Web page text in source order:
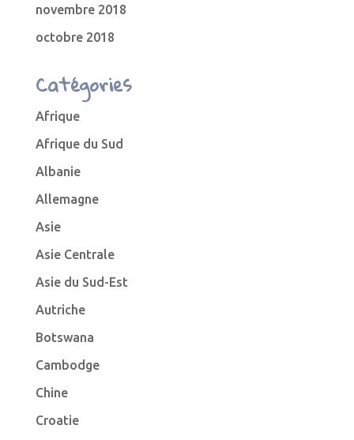
novembre 2018
octobre 2018
Catégories
Afrique
Afrique du Sud
Albanie
Allemagne
Asie
Asie Centrale
Asie du Sud-Est
Autriche
Botswana
Cambodge
Chine
Croatie